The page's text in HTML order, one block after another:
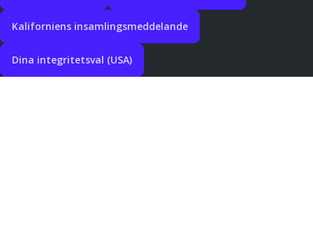
Kaliforniens insamlingsmeddelande
Dina integritetsval (USA)